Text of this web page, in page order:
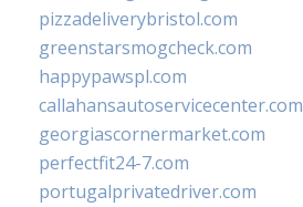
pizzadeliverybristol.com
greenstarsmogcheck.com
happypawspl.com
callahansautoservicecenter.com
georgiascornermarket.com
perfectfit24-7.com
portugalprivatedriver.com